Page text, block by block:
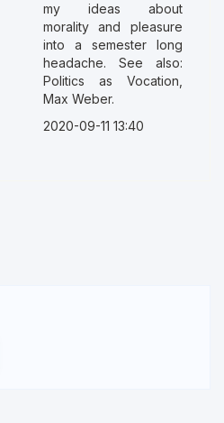
my ideas about
morality and pleasure
into a semester long
headache. See also:
Politics as Vocation,
Max Weber.
2020-09-11 13:40